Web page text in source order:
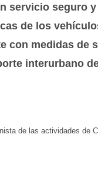
servicio seguro
de los
con medidas
interurbano